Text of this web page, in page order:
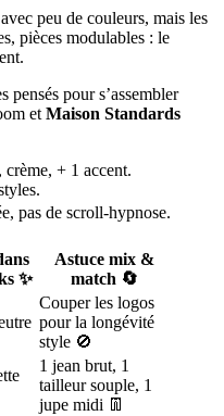
peu de couleurs, mais les
pièces modulables : le
pensés pour s’assembler
et Maison Standards
+ 1 accent.
pas de scroll-hypnose.
✨
Astuce mix &
match 🔄
Couper les logos
pour la longévité
style 🚫
1 jean brut, 1
tailleur souple, 1
jupe midi 👖